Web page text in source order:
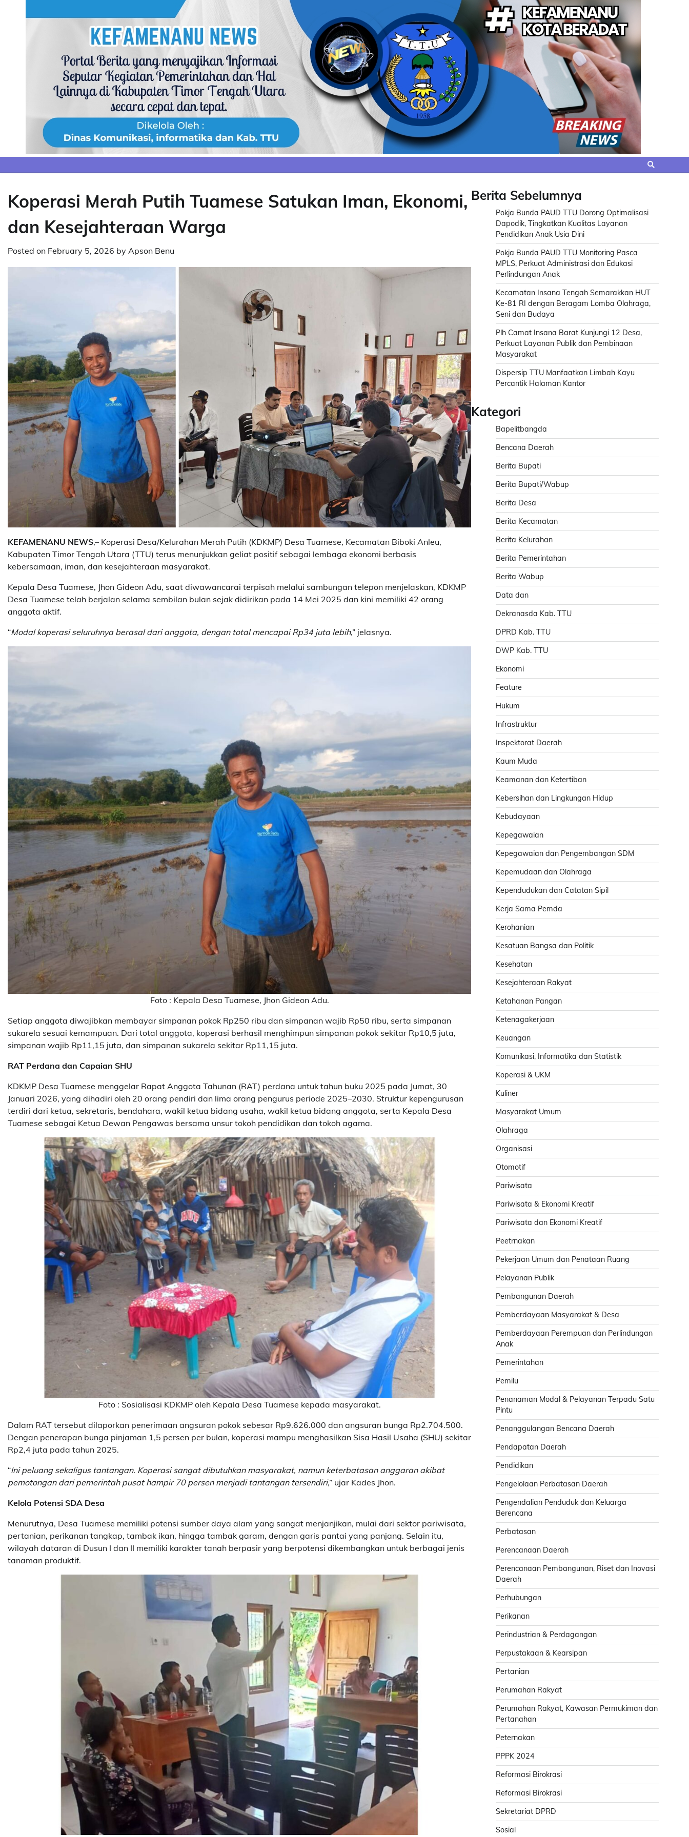
Koperasi Merah Putih Tuamese Satukan Iman, Ekonomi,
dan Kesejahteraan Warga
Posted on February 5, 2026 by Apson Benu
KEFAMENANU NEWS,– Koperasi Desa/Kelurahan Merah Putih (KDKMP) Desa Tuamese, Kecamatan Biboki Anleu,
Kabupaten Timor Tengah Utara (TTU) terus menunjukkan geliat positif sebagai lembaga ekonomi berbasis
kebersamaan, iman, dan kesejahteraan masyarakat.
Kepala Desa Tuamese, Jhon Gideon Adu, saat diwawancarai terpisah melalui sambungan telepon menjelaskan, KDKMP
Desa Tuamese telah berjalan selama sembilan bulan sejak didirikan pada 14 Mei 2025 dan kini memiliki 42 orang
anggota aktif.
“Modal koperasi seluruhnya berasal dari anggota, dengan total mencapai Rp34 juta lebih,” jelasnya.
Foto : Kepala Desa Tuamese, Jhon Gideon Adu.
Setiap anggota diwajibkan membayar simpanan pokok Rp250 ribu dan simpanan wajib Rp50 ribu, serta simpanan
sukarela sesuai kemampuan. Dari total anggota, koperasi berhasil menghimpun simpanan pokok sekitar Rp10,5 juta,
simpanan wajib Rp11,15 juta, dan simpanan sukarela sekitar Rp11,15 juta.
RAT Perdana dan Capaian SHU
KDKMP Desa Tuamese menggelar Rapat Anggota Tahunan (RAT) perdana untuk tahun buku 2025 pada Jumat, 30
Januari 2026, yang dihadiri oleh 20 orang pendiri dan lima orang pengurus periode 2025–2030. Struktur kepengurusan
terdiri dari ketua, sekretaris, bendahara, wakil ketua bidang usaha, wakil ketua bidang anggota, serta Kepala Desa
Tuamese sebagai Ketua Dewan Pengawas bersama unsur tokoh pendidikan dan tokoh agama.
Foto : Sosialisasi KDKMP oleh Kepala Desa Tuamese kepada masyarakat.
Dalam RAT tersebut dilaporkan penerimaan angsuran pokok sebesar Rp9.626.000 dan angsuran bunga Rp2.704.500.
Dengan penerapan bunga pinjaman 1,5 persen per bulan, koperasi mampu menghasilkan Sisa Hasil Usaha (SHU) sekitar
Rp2,4 juta pada tahun 2025.
“Ini peluang sekaligus tantangan. Koperasi sangat dibutuhkan masyarakat, namun keterbatasan anggaran akibat
pemotongan dari pemerintah pusat hampir 70 persen menjadi tantangan tersendiri,” ujar Kades Jhon.
Kelola Potensi SDA Desa
Menurutnya, Desa Tuamese memiliki potensi sumber daya alam yang sangat menjanjikan, mulai dari sektor pariwisata,
pertanian, perikanan tangkap, tambak ikan, hingga tambak garam, dengan garis pantai yang panjang. Selain itu,
wilayah dataran di Dusun I dan II memiliki karakter tanah berpasir yang berpotensi dikembangkan untuk berbagai jenis
tanaman produktif.
Berita Sebelumnya
Pokja Bunda PAUD TTU Dorong Optimalisasi
Dapodik, Tingkatkan Kualitas Layanan
Pendidikan Anak Usia Dini
Pokja Bunda PAUD TTU Monitoring Pasca
MPLS, Perkuat Administrasi dan Edukasi
Perlindungan Anak
Kecamatan Insana Tengah Semarakkan HUT
Ke-81 RI dengan Beragam Lomba Olahraga,
Seni dan Budaya
Plh Camat Insana Barat Kunjungi 12 Desa,
Perkuat Layanan Publik dan Pembinaan
Masyarakat
Dispersip TTU Manfaatkan Limbah Kayu
Percantik Halaman Kantor
Kategori
Bapelitbangda
Bencana Daerah
Berita Bupati
Berita Bupati/Wabup
Berita Desa
Berita Kecamatan
Berita Kelurahan
Berita Pemerintahan
Berita Wabup
Data dan
Dekranasda Kab. TTU
DPRD Kab. TTU
DWP Kab. TTU
Ekonomi
Feature
Hukum
Infrastruktur
Inspektorat Daerah
Kaum Muda
Keamanan dan Ketertiban
Kebersihan dan Lingkungan Hidup
Kebudayaan
Kepegawaian
Kepegawaian dan Pengembangan SDM
Kepemudaan dan Olahraga
Kependudukan dan Catatan Sipil
Kerja Sama Pemda
Kerohanian
Kesatuan Bangsa dan Politik
Kesehatan
Kesejahteraan Rakyat
Ketahanan Pangan
Ketenagakerjaan
Keuangan
Komunikasi, Informatika dan Statistik
Koperasi & UKM
Kuliner
Masyarakat Umum
Olahraga
Organisasi
Otomotif
Pariwisata
Pariwisata & Ekonomi Kreatif
Pariwisata dan Ekonomi Kreatif
Peetrnakan
Pekerjaan Umum dan Penataan Ruang
Pelayanan Publik
Pembangunan Daerah
Pemberdayaan Masyarakat & Desa
Pemberdayaan Perempuan dan Perlindungan
Anak
Pemerintahan
Pemilu
Penanaman Modal & Pelayanan Terpadu Satu
Pintu
Penanggulangan Bencana Daerah
Pendapatan Daerah
Pendidikan
Pengelolaan Perbatasan Daerah
Pengendalian Penduduk dan Keluarga
Berencana
Perbatasan
Perencanaan Daerah
Perencanaan Pembangunan, Riset dan Inovasi
Daerah
Perhubungan
Perikanan
Perindustrian & Perdagangan
Perpustakaan & Kearsipan
Pertanian
Perumahan Rakyat
Perumahan Rakyat, Kawasan Permukiman dan
Pertanahan
Peternakan
PPPK 2024
Reformasi Birokrasi
Reformasi Birokrasi
Sekretariat DPRD
Sosial